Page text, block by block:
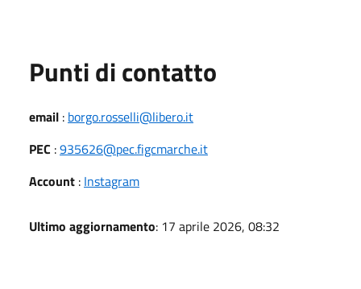
Punti di contatto
email : borgo.rosselli@libero.it
PEC :935626@pec.figcmarche.it
Account : Instagram
Ultimo aggiornamento: 17 aprile 2026, 08:32